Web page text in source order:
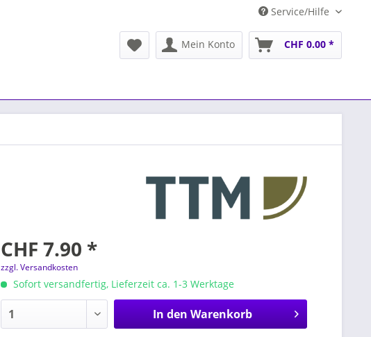
Service/Hilfe
Mein Konto CHF 0.00 *
CHF 7.90 *
zzgl. Versandkosten
Sofort versandfertig, Lieferzeit ca. 1-3 Werktage
In den Warenkorb